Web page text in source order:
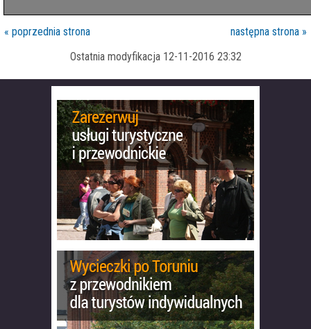
« poprzednia strona
następna strona »
Ostatnia modyfikacja 12-11-2016 23:32